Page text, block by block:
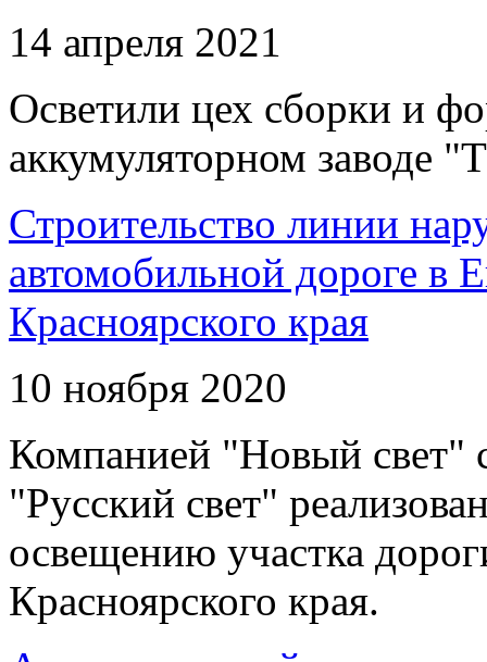
14 апреля 2021
Осветили цех сборки и
аккумуляторном заводе
Строительство линии
автомобильной дороге в
Красноярского края
10 ноября 2020
Компанией "Новый свет"
"Русский свет"
освещению участка
Красноярского края.